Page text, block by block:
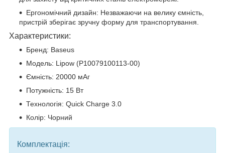
Ергономічний дизайн: Незважаючи на велику ємність,
пристрій зберігає зручну форму для транспортування.
Характеристики:
Бренд: Baseus
Модель: Lipow (P10079100113-00)
Ємність: 20000 мАг
Потужність: 15 Вт
Технологія: Quick Charge 3.0
Колір: Чорний
Комплектація: